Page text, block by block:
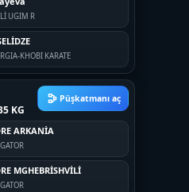
UGIM R
KHOBI KARATE
KG
Püşkatmanı aç
ARKANİA
MGHEBRİSHVİLİ